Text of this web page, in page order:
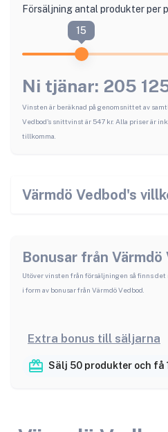
Försäljning antal produkter per
15
Ni tjänar: 205
Vinsten är beräknad på genomsnittet av
Vedbod's snittvinst är 547 kr. Alla priser är
tillkomma.
Värmdö Vedbod's
Bonusar från Värmdö
Utöver vinsten från försäljningen så finns
i form av bonusar från Värmdö Vedbod
Extra bonus till säljarna
Sälj 50 produkter och få